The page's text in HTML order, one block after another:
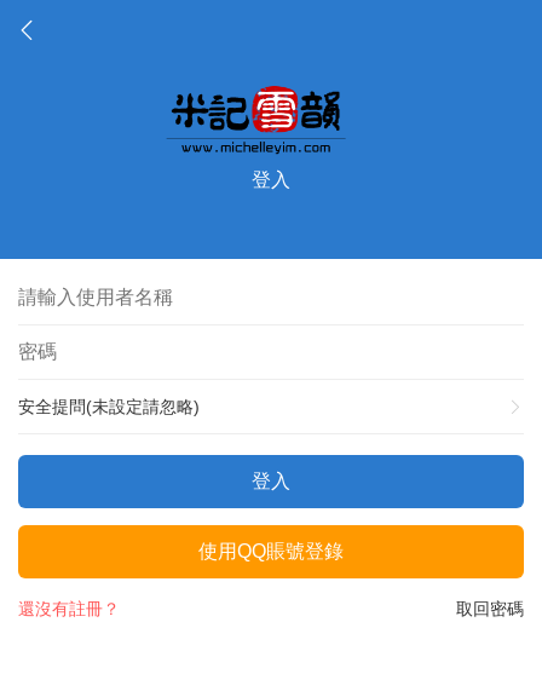
登入
安全提問(未設定請忽略)
登入
使用QQ賬號登錄
取回密碼
還沒有註冊？